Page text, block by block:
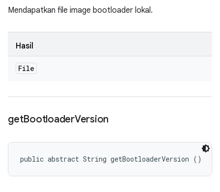
Mendapatkan file image bootloader lokal.
Hasil
File
getBootloaderVersion
public abstract String getBootloaderVersion ()